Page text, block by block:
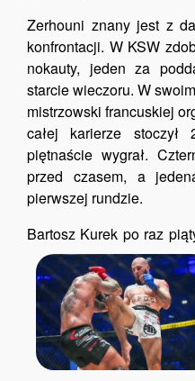
Zerhouni znany jest z
konfrontacji. W KSW
nokauty, jeden za
starcie wieczoru. W
mistrzowski francuskiej
całej karierze stoczył
piętnaście wygrał.
przed czasem, a
pierwszej rundzie.
Bartosz Kurek po raz